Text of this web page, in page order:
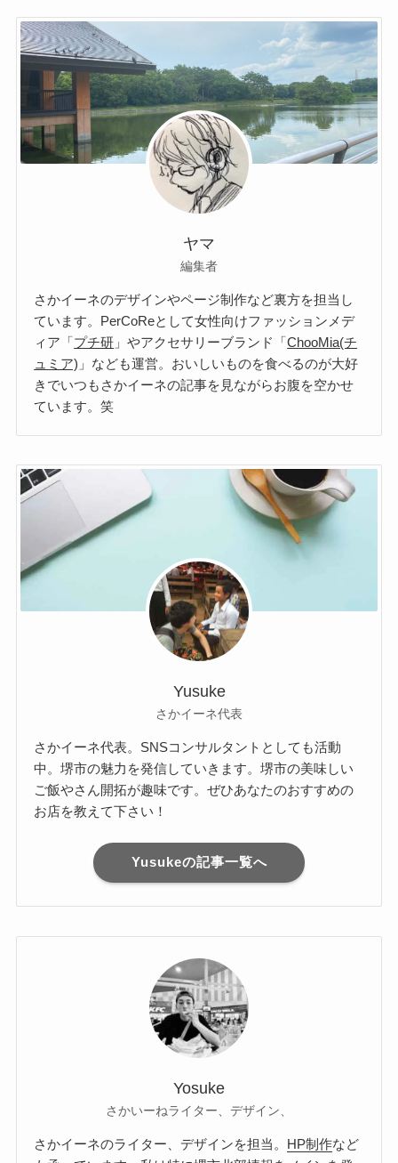
ヤマ
編集者
さかイーネのデザインやページ制作など裏方を担当し
ています。 PerCoReとして女性向けファッションメデ
ィア「プチ研 」やアクセサリーブランド「ChooMia(チ
ュミア) 」なども運営。おいしいものを食べるのが大好
きでいつもさかイーネの記事を見ながらお腹を空かせ
ています。笑
Yusuke
さかイーネ代表
さかイーネ代表。SNSコンサルタントとしても活動
中。堺市の魅力を発信していきます。堺市の美味しい
ご飯やさん開拓が趣味です。ぜひあなたのおすすめの
お店を教えて下さい！
Yusukeの記事一覧へ
Yosuke
さかいーねライター、デザイン、
さかイーネのライター、デザインを担当。 HP制作など